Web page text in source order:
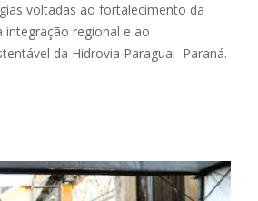
voltadas ao fortalecimento da
integração regional e ao
da Hidrovia Paraguai–Paraná.